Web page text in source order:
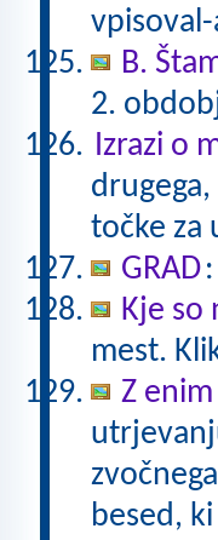
B.
2.
Izrazi o
točke za
GRAD
Kje so
mest.
Z
besed,